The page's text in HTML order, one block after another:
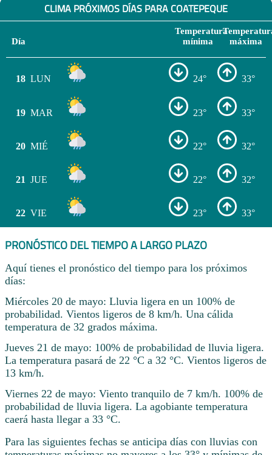
CLIMA PRÓXIMOS DÍAS PARA COATEPEQUE
Día
Temperatura
mínima
máxima
18 LUN 24° 33°
19 MAR 23° 33°
20 MIÉ 22° 32°
21 JUE 22° 32°
22 VIE 23° 33°
PRONÓSTICO DEL TIEMPO A LARGO PLAZO
Aquí tienes el pronóstico del tiempo para los próximos
días:
Miércoles 20 de mayo: Lluvia ligera en un 100% de
probabilidad. Vientos ligeros de 8 km/h. Una cálida
temperatura de 32 grados máxima.
Jueves 21 de mayo: 100% de probabilidad de lluvia ligera.
La temperatura pasará de 22 °C a 32 °C. Vientos ligeros de
13 km/h.
Viernes 22 de mayo: Viento tranquilo de 7 km/h. 100% de
probabilidad de lluvia ligera. La agobiante temperatura
caerá hasta llegar a 33 °C.
Para las siguientes fechas se anticipa días con lluvias con